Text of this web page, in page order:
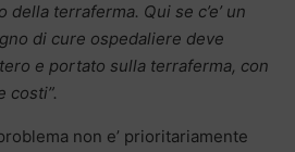
della terraferma. Qui se c’e’ un
di cure ospedaliere deve
e portato sulla terraferma, con
costi”.
non e’ prioritariamente